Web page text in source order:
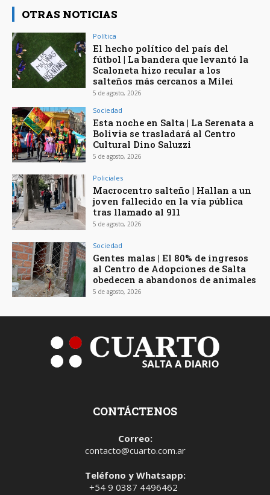
OTRAS NOTICIAS
Política
El hecho político del país del
fútbol | La bandera que levantó la
Scaloneta hizo recular a los
salteños más cercanos a Milei
5 de agosto, 2026
Sociedad
Esta noche en Salta | La Serenata a
Bolivia se trasladará al Centro
Cultural Dino Saluzzi
5 de agosto, 2026
Policiales
Macrocentro salteño | Hallan a un
joven fallecido en la vía pública
tras llamado al 911
5 de agosto, 2026
Sociedad
Gentes malas | El 80% de ingresos
al Centro de Adopciones de Salta
obedecen a abandonos de animales
5 de agosto, 2026
CONTÁCTENOS
Correo:
contacto@cuarto.com.ar
Teléfono y Whatsapp:
+54 9 0387 4496462